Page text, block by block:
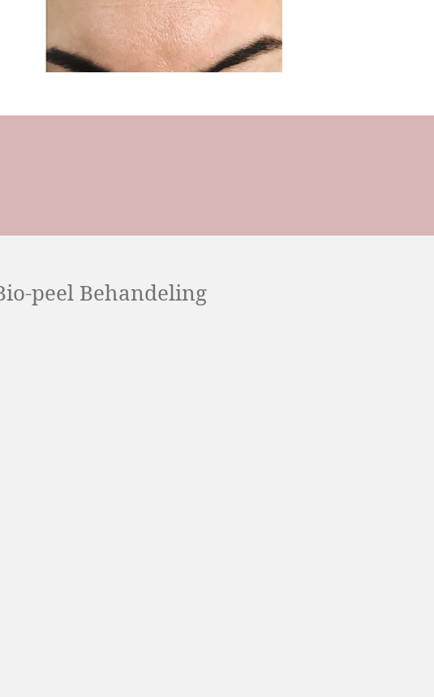
peel Behandeling